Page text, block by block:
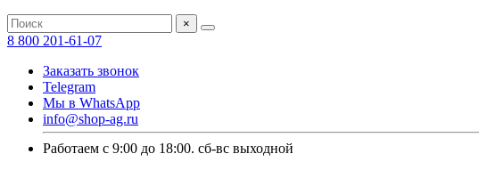
×
8 800 201-61-07
Заказать звонок
Telegram
Мы в WhatsApp
info@shop-ag.ru
Работаем с 9:00 до 18:00. сб-вс выходной